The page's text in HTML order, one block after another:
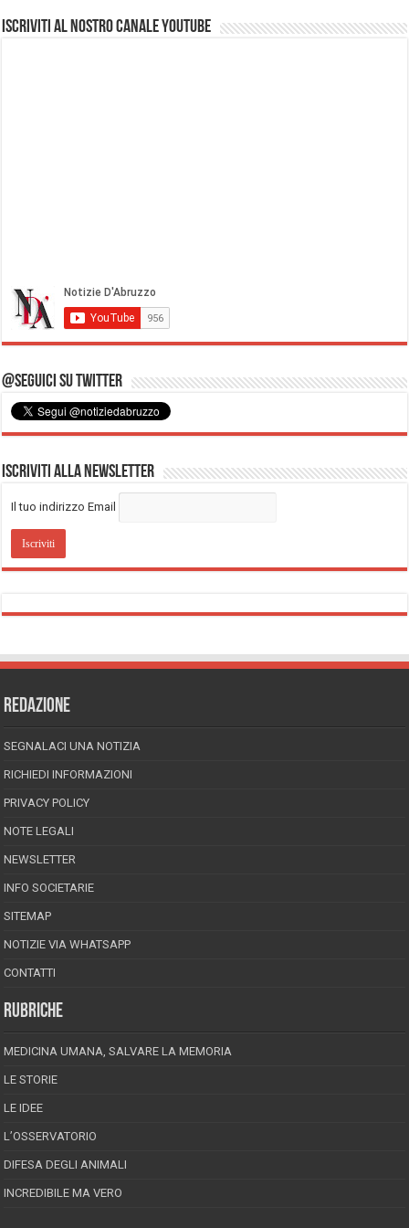
Iscriviti al nostro Canale Youtube
@Seguici su Twitter
Iscriviti alla Newsletter
Il tuo indirizzo Email
REDAZIONE
SEGNALACI UNA NOTIZIA
RICHIEDI INFORMAZIONI
PRIVACY POLICY
NOTE LEGALI
NEWSLETTER
INFO SOCIETARIE
SITEMAP
NOTIZIE VIA WHATSAPP
CONTATTI
RUBRICHE
MEDICINA UMANA, SALVARE LA MEMORIA
LE STORIE
LE IDEE
L’OSSERVATORIO
DIFESA DEGLI ANIMALI
INCREDIBILE MA VERO